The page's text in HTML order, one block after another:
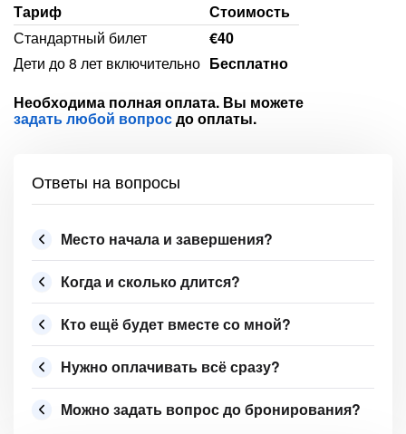
Тариф
Стоимость
Стандартный билет
€40
Дети до 8 лет включительно Бесплатно
Необходима полная оплата. Вы можете
задать любой вопросдо оплаты.
Ответы на вопросы
Место начала и завершения?
Когда и сколько длится?
Кто ещё будет вместе со мной?
Нужно оплачивать всё сразу?
Можно задать вопрос до бронирования?